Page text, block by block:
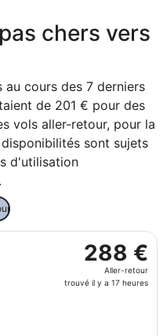
chers vers
cours des 7 derniers
de 201 € pour des
vols aller-retour, pour la
sont sujets
d'utilisation
288 €
Aller-
retour,
288 €
Aller-retour
trouvé il y a 17 heures
le mar 13 oct.